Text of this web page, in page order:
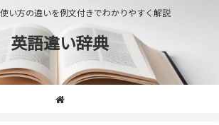
い方の違いを例文付きでわかりやすく解説
英語違い辞典